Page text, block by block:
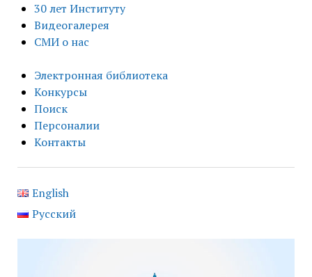
30 лет Институту
Видеогалерея
СМИ о нас
Электронная библиотека
Конкурсы
Поиск
Персоналии
Контакты
English
Русский